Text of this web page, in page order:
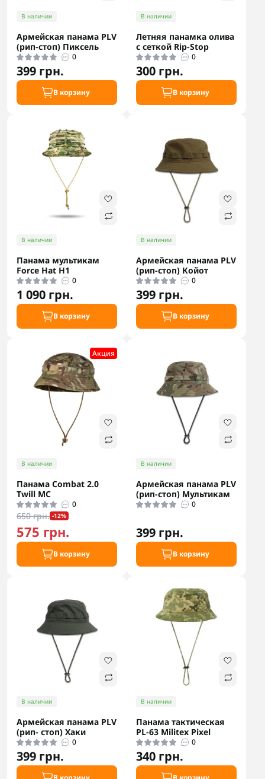
В наличии
Армейская панама PLV
(рип-стоп) Пиксель
0
399 грн.
В корзину
В наличии
Летняя панамка олива
с сеткой Rip-Stop
0
300 грн.
В корзину
В наличии
Панама мультикам
Force Hat H1
0
1 090 грн.
В корзину
В наличии
Армейская панама PLV
(рип-стоп) Койот
0
399 грн.
В корзину
Акция
В наличии
Панама Combat 2.0
Twill MC
0
650 грн. -12%
575 грн.
В корзину
В наличии
Армейская панама PLV
(рип-стоп) Мультикам
0
399 грн.
В корзину
В наличии
Армейская панама PLV
(рип- стоп) Хаки
0
399 грн.
В наличии
Панама тактическая
РL-63 Militex Pixel
0
340 грн.